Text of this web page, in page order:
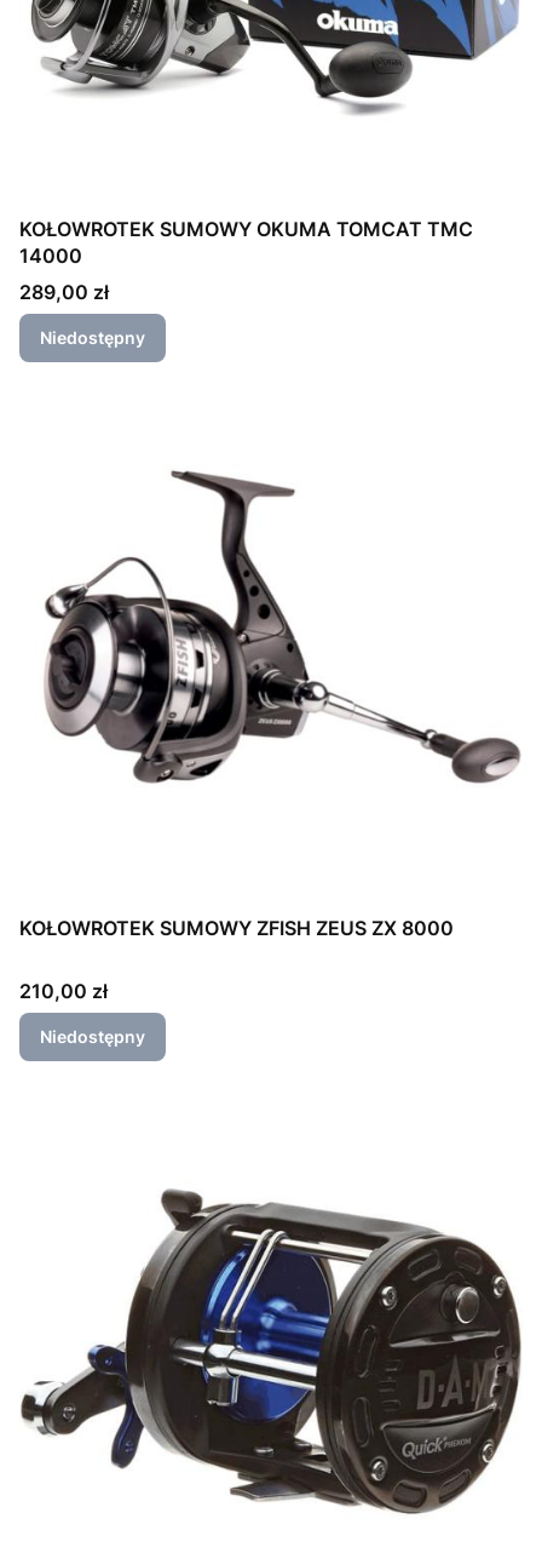
KOŁOWROTEK SUMOWY OKUMA TOMCAT TMC
14000
Cena
289,00 zł
Niedostępny
KOŁOWROTEK SUMOWY ZFISH ZEUS ZX 8000
Cena
210,00 zł
Niedostępny